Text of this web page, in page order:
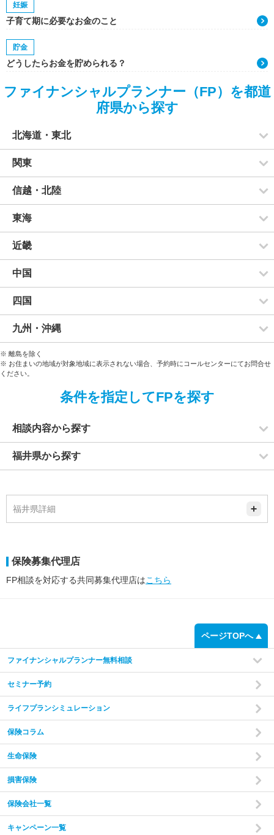
妊娠
子育て期に必要なお金のこと
貯金
どうしたらお金を貯められる？
ファイナンシャルプランナー（FP）を都道
府県から探す
北海道・東北
関東
信越・北陸
東海
近畿
中国
四国
九州・沖縄
※ 離島を除く
※ お住まいの地域が対象地域に表示されない場合、予約時にコールセンターにてお問合せ
ください。
条件を指定してFPを探す
相談内容から探す
福井県から探す
福井県詳細
保険募集代理店
FP相談を対応する共同募集代理店はこちら
ページTOPへ
ファイナンシャルプランナー無料相談
セミナー予約
ライフプランシミュレーション
保険コラム
生命保険
損害保険
保険会社一覧
キャンペーン一覧